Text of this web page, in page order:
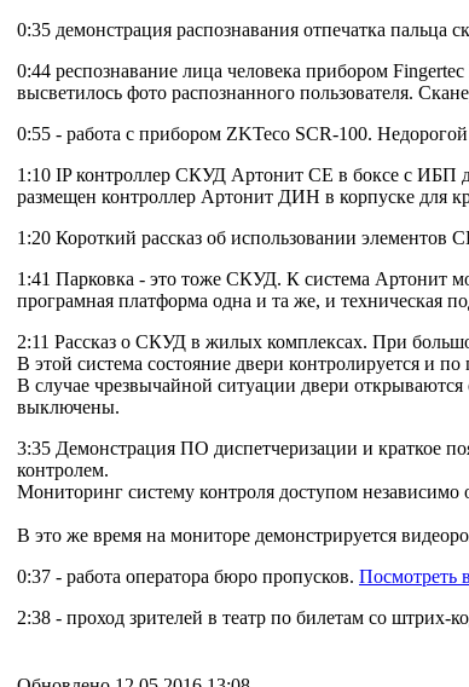
0:35 демонстрация распознавания отпечатка
0:44 респознавание лица человека прибором
высветилось фото распознанного пользователя.
0:55 - работа с прибором ZKTeco SCR-100.
1:10 IP контроллер СКУД Артонит СЕ в боксе с ИБП
размещен контроллер Артонит ДИН в корпуске для
1:20 Короткий рассказ об использовании
1:41 Парковка - это тоже СКУД. К система Артонит
програмная платформа одна и та же, и техническая
2:11 Рассказ о СКУД в жилых комплексах. При
В этой система состояние двери контролируется и по
В случае чрезвычайной ситуации двери
выключены.
3:35 Демонстрация ПО диспетчеризации и краткое
контролем.
Мониторинг систему контроля доступом независимо
В это же время на мониторе демонстрируется
0:37 - работа оператора бюро пропусков. Посмотреть
2:38 - проход зрителей в театр по билетам со штрих-